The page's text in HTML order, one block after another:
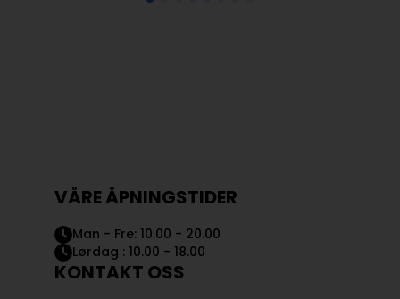
VÅRE ÅPNINGSTIDER
Man - Fre: 10.00 - 20.00
Lørdag : 10.00 - 18.00
KONTAKT OSS